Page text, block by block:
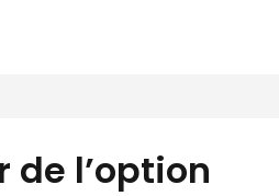
l’option